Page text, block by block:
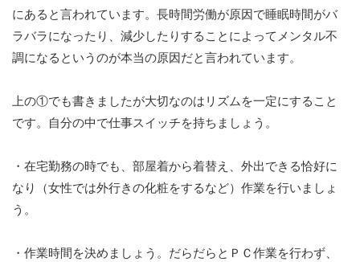
にあると言われています。長時間労働が原因で睡眠時間がバ
ラバラになったり、減少したりすることによってメンタル不
調になるというのが本当の原因だと言われています。
上の①でも書きましたが大切なのはリズムを一定にすること
です。自分の中で仕事スイッチを持ちましょう。
・在宅勤務の時でも、部屋着から着替え、外出できる恰好に
なり（女性では外行きの化粧をするなど）作業を行いましょ
う。
・作業時間を決めましょう。だらだらとＰＣ作業を行わず、